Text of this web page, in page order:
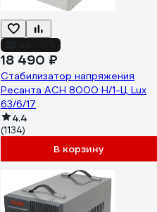
18 490 ₽
Стабилизатор напряжения
Ресанта АСН 8000 Н/1-Ц Lux
63/6/17
4.4
(1134)
В корзину